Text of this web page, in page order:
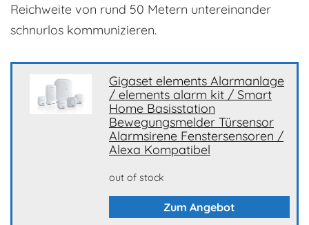
Reichweite von rund 50 Metern untereinander
schnurlos kommunizieren.
Gigaset elements Alarmanlage
/ elements alarm kit / Smart
Home Basisstation
Bewegungsmelder Türsensor
Alarmsirene Fenstersensoren /
Alexa Kompatibel
out of stock
Zum Angebot